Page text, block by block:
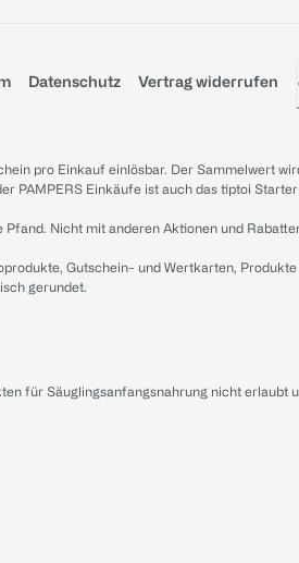
Datenschutz Vertrag widerrufen
pro Einkauf einlösbar. Der Sammelwert
PAMPERS Einkäufe ist auch das tiptoi
Nicht mit anderen Aktionen und
Gutschein- und Wertkarten,
gerundet.
für Säuglingsanfangsnahrung nicht erlaubt